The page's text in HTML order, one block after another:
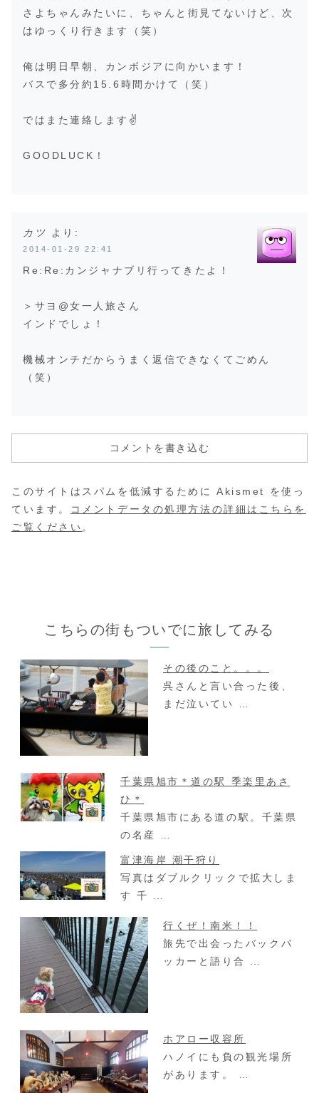
さよちゃんみたいに、ちゃんと街見てないけど、次
はゆっくり行きます（笑）
俺は明日早朝、カンボジアに向かいます！
バスで多分約15.6時間かけて（笑）
ではまた連絡します✌️
GOODLUCK！
カツ より:
2014-01-29 22:41
Re:Re:カンジャナブリ行ってきたよ！
＞サヨ@女一人旅さん
インドでしょ！
機械オンチだからうまく返信できなくてごめん
（笑）
コメントを書き込む
このサイトはスパムを低減するために Akismet を使っ
ています。
コメントデータの処理方法の詳細はこちらを
ご覧ください 。
こちらの街もついでに旅してみる
その後のこと。。。
呉さんと言い合った後、
まだ泣いてい …
千葉県旭市＊道の駅 季楽里あさ
ひ＊
千葉県旭市にある道の駅。千葉県
の名産 …
富津海岸 潮干狩り
写真はダブルクリックで拡大しま
す 千 …
行くぜ！南米！！
旅先で出会ったバックパ
ッカーと語り合 …
ホアロー収容所
ハノイにも負の観光場所
があります。 …